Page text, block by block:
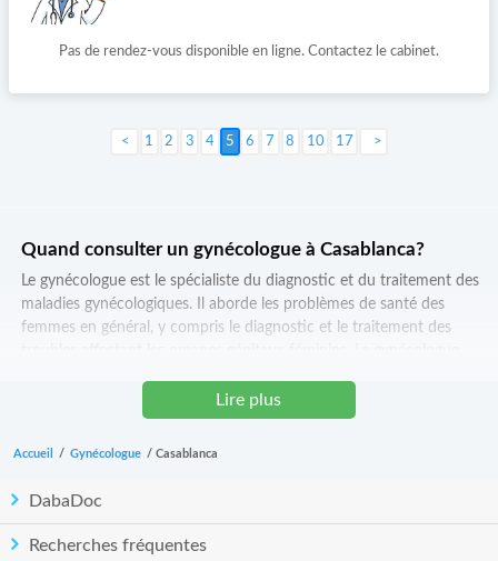
Pas de rendez-vous disponible en ligne. Contactez le cabinet.
1 2 3 4 5 6 7 8 10 17 Suivant >
Quand consulter un gynécologue à Casablanca?
Le gynécologue est le spécialiste du diagnostic et du traitement des
maladies gynécologiques. Il aborde les problèmes de santé des
femmes en général, y compris le diagnostic et le traitement des
constitué de deux métaux ou de plastique, le concave est utilisé pour
tirer les tissus vaginaux et examiner le col de l’utérus. Un gynécologue
peut effectuer un examen de routine du col de l'utérus, de l'utérus,
l'abdomen et / ou le vagin pour confirmer les tests.
Casablanca?
Lire plus
Accueil / Gynécologue / Casablanca
DabaDoc
Recherches fréquentes